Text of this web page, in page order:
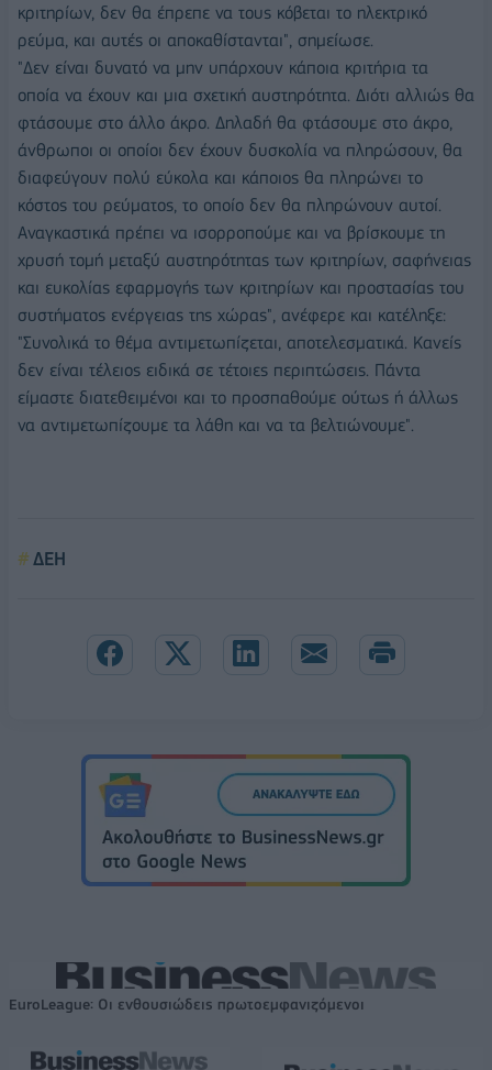
κριτηρίων, δεν θα έπρεπε να τους κόβεται το ηλεκτρικό
ρεύμα, και αυτές οι αποκαθίστανται", σημείωσε.
"Δεν είναι δυνατό να μην υπάρχουν κάποια κριτήρια τα
οποία να έχουν και μια σχετική αυστηρότητα. Διότι αλλιώς θα
φτάσουμε στο άλλο άκρο. Δηλαδή θα φτάσουμε στο άκρο,
άνθρωποι οι οποίοι δεν έχουν δυσκολία να πληρώσουν, θα
διαφεύγουν πολύ εύκολα και κάποιος θα πληρώνει το
κόστος του ρεύματος, το οποίο δεν θα πληρώνουν αυτοί.
Αναγκαστικά πρέπει να ισορροπούμε και να βρίσκουμε τη
χρυσή τομή μεταξύ αυστηρότητας των κριτηρίων, σαφήνειας
και ευκολίας εφαρμογής των κριτηρίων και προστασίας του
συστήματος ενέργειας της χώρας", ανέφερε και κατέληξε:
"Συνολικά το θέμα αντιμετωπίζεται, αποτελεσματικά. Κανείς
δεν είναι τέλειος ειδικά σε τέτοιες περιπτώσεις. Πάντα
είμαστε διατεθειμένοι και το προσπαθούμε ούτως ή άλλως
να αντιμετωπίζουμε τα λάθη και να τα βελτιώνουμε".
ΔΕΗ
EuroLeague: Οι ενθουσιώδεις πρωτοεμφανιζόμενοι